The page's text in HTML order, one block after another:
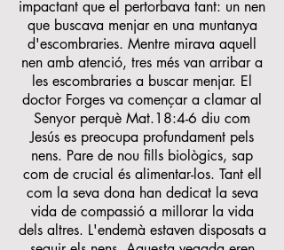
impactant que el pertorbava tant: un nen
que buscava menjar en una muntanya
d'escombraries. Mentre mirava aquell
nen amb atenció, tres més van arribar a
les escombraries a buscar menjar. El
doctor Forges va començar a clamar al
Senyor perquè Mat.18:4-6 diu com
Jesús es preocupa profundament pels
nens. Pare de nou fills biològics, sap
com de crucial és alimentar-los. Tant ell
com la seva dona han dedicat la seva
vida de compassió a millorar la vida
dels altres. L'endemà estaven disposats a